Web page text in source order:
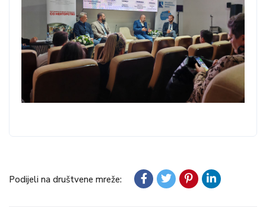
Podijeli na društvene mreže: